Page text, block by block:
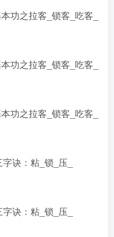
功之拉客_锁客_吃客_
功之拉客_锁客_吃客_
功之拉客_锁客_吃客_
诀：粘_锁_压_
诀：粘_锁_压_